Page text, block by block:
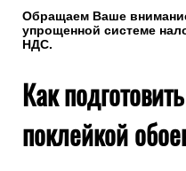
Обращаем Ваше
упрощенной системе
НДС.
Как
поклейкой